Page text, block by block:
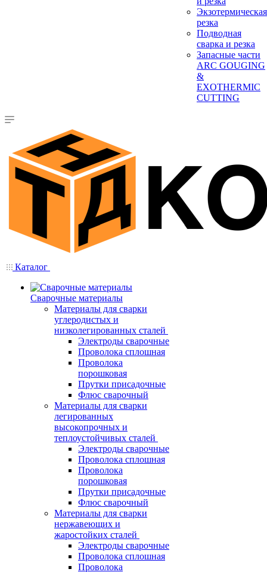
Экзотермическая
резка
Подводная
сварка и резка
Запасные части
ARC GOUGING
&
EXOTHERMIC
CUTTING
Каталог
Сварочные материалы
Материалы для сварки
углеродистых и
низколегированных сталей
Электроды сварочные
Проволока сплошная
Проволока
порошковая
Прутки присадочные
Флюс сварочный
Материалы для сварки
легированных
высокопрочных и
теплоустойчивых сталей
Электроды сварочные
Проволока сплошная
Проволока
порошковая
Прутки присадочные
Флюс сварочный
Материалы для сварки
нержавеющих и
жаростойких сталей
Электроды сварочные
Проволока сплошная
Проволока